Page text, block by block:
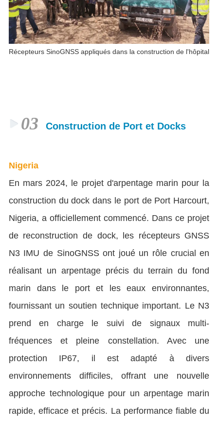
Récepteurs SinoGNSS appliqués dans la construction de l'hôpital
03 Construction de Port et Docks
Nigeria
En mars 2024, le projet d'arpentage marin pour la
construction du dock dans le port de Port Harcourt,
Nigeria, a officiellement commencé. Dans ce projet
de reconstruction de dock, les récepteurs GNSS
N3 IMU de SinoGNSS ont joué un rôle crucial en
réalisant un arpentage précis du terrain du fond
marin dans le port et les eaux environnantes,
fournissant un soutien technique important. Le N3
prend en charge le suivi de signaux multi-
fréquences et pleine constellation. Avec une
protection IP67, il est adapté à divers
environnements difficiles, offrant une nouvelle
approche technologique pour un arpentage marin
rapide, efficace et précis. La performance fiable du